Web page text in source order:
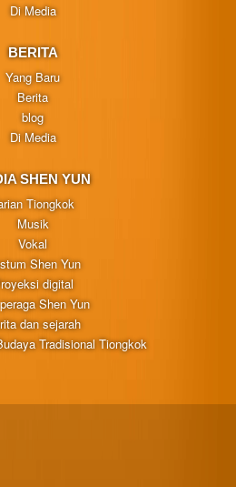
Di Media
BERITA
Yang Baru
Berita
blog
Di Media
SHEN YUN
Tiongkok
Musik
Vokal
Shen Yun
digital
Shen Yun
dan sejarah
Tradisional Tiongkok